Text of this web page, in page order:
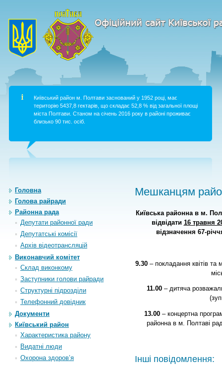
Київський район м. Полтави заснований у 1952 році, має
територію 5437,8 гектарів, що складає 52,8 % від загальної площі
міста Полтави. Станом на січень 2016 року в районі проживає
близько 90 тис. осіб.
Головна
Голова райради
Районна рада
Депутати районної ради
Депутатські комісії
Архiв вiдеотрансляцiй
Виконавчий комітет
Склад виконкому
Заступники голови райради
Структурні підрозділи
Телефонний довідник
Документи
Київський район
Характеристика району
Видатні люди
Охорона здоров’я
Мешканцям
Київська районна в м.
відвідати 16 травня
відзначення 67-
9.30 – покладання квітів
11.00 – дитяча
13.00– концертна
районна в м. Полтаві
Інші повідомлення: